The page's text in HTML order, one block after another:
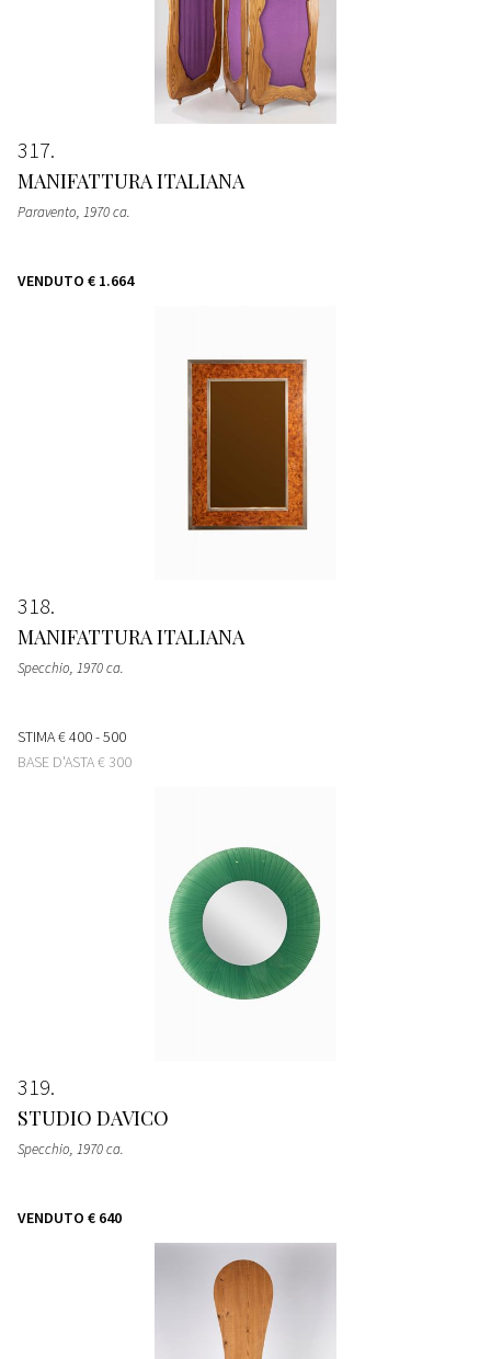
317
MANIFATTURA ITALIANA
Paravento, 1970 ca.
VENDUTO € 1.664
318
MANIFATTURA ITALIANA
Specchio, 1970 ca.
STIMA€ 400 - 500
BASE D'ASTA€ 300
319
STUDIO DAVICO
Specchio, 1970 ca.
VENDUTO € 640